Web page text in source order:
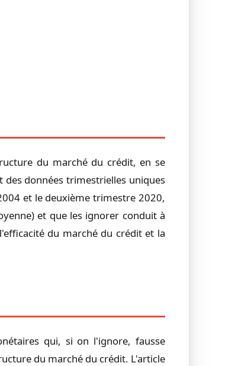
du marché du crédit, en se
des données trimestrielles uniques
et le deuxième trimestre 2020,
et que les ignorer conduit à
du marché du crédit et la
qui, si on l'ignore, fausse
du marché du crédit. L'article